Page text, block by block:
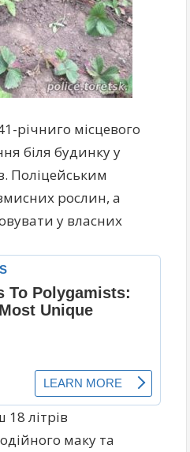
річниго місцевого
біля будинку у
Поліцейським
рослин, а
у власних
літрів
маку та